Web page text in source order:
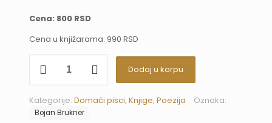
Cena: 800 RSD
Cena u knjižarama: 990 RSD
koje
oko
vatre
Dodaj u korpu
Kategorije: Domaći pisci, Knjige, Poezija Oznaka:
Bojan Brukner